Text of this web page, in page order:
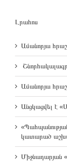
Լրահոս
Ամանորյա
Ամանորյա
Անցկացվել է
կատարած
Միջնադարյան